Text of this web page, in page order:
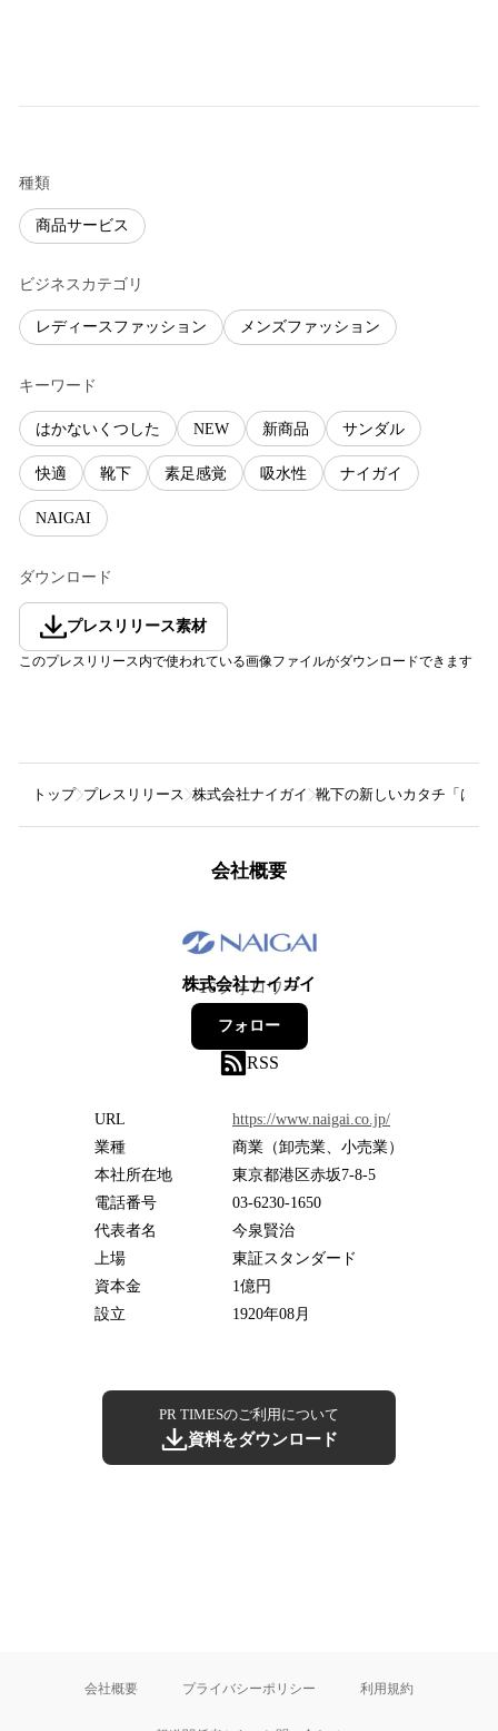
種類
商品サービス
ビジネスカテゴリ
レディースファッション メンズファッション
キーワード
はかないくつした NEW 新商品 サンダル
快適 靴下 素足感覚 吸水性 ナイガイ
NAIGAI
ダウンロード
プレスリリース素材
このプレスリリース内で使われている画像ファイルがダウンロードできます
トップ プレスリリース 株式会社ナイガイ 靴下の新しいカタチ「はか
会社概要
株式会社ナイガイ
16フォロワー
フォロー
RSS
URL
https://www.naigai.co.jp/
業種
商業（卸売業、小売業）
本社所在地
東京都港区赤坂7-8-5
電話番号
03-6230-1650
代表者名
今泉賢治
上場
東証スタンダード
資本金
1億円
設立
1920年08月
PR TIMESのご利用について
資料をダウンロード
会社概要 プライバシーポリシー 利用規約